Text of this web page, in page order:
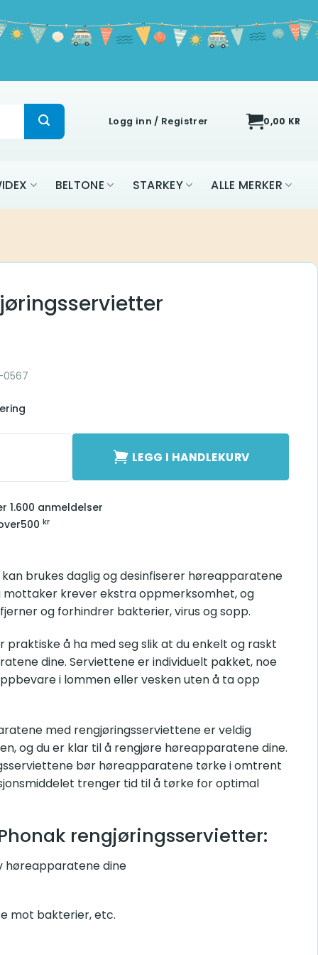
Logg inn / Registrer 0,00 KR
BELTONE STARKEY ALLE MERKER
0567
LEGG I HANDLEKURV
1.600 anmeldelser
500 kr
brukes daglig og desinfiserer høreapparatene
mottaker krever ekstra oppmerksomhet, og
og forhindrer bakterier, virus og sopp.
praktiske å ha med seg slik at du enkelt og raskt
dine. Serviettene er individuelt pakket, noe
i lommen eller vesken uten å ta opp
med rengjøringsserviettene er veldig
og du er klar til å rengjøre høreapparatene dine.
bør høreapparatene tørke i omtrent
trenger tid til å tørke for optimal
rengjøringsservietter:
høreapparatene dine
mot bakterier, etc.